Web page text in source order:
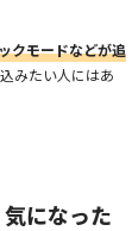
クモードなどが追
みたい人にはあ
になった